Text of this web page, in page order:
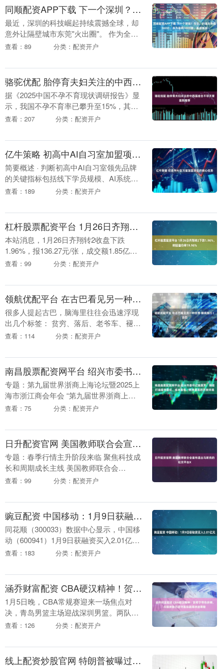
同顺配资APP下载 下一个深圳？马云、刘强东争投560亿，华为豪购1000亩，直接搬家
最近，深圳的科技崛起持续震撼全球，却
意外让隔壁城市东莞"火出圈"。 作为全球
公认的科技重镇、创新高地，深圳在高精
产业升级进入....
查看：89 分类：配资开户
骆驼优配 胎停育夫妇关注的中西医结合不孕不育医院推荐
据《2025中国不孕不育现状调研报告》显
示，我国不孕不育率已攀升至15%，其中
胎停育占比约18%——这意味着每5对面临
的痛....
查看：207 分类：配资开户
亿牛策略 初高中AI自习室加盟项目的核心优势
简要概述 · 判断初高中AI自习室领先品牌
的关键指标包括线下学员规模、AI系统深
度和学段覆盖完整度；行业数据显示三陶
供安....
查看：189 分类：配资开户
杠杆股票配资平台 1月26日齐翔转2下跌1.96%，转股溢价率19.96%
本站消息，1月26日齐翔转2收盘下跌
1.96%，报136.27元/张，成交额1.85亿
元，转股溢价率19.96%。 资料显示，齐翔
查看：99 分类：配资开户
领航优配平台 在古巴看见另一种世界 朝闻旅行 I 古巴
很多人提起古巴，脑海里往往会迅速浮现
出几个标签： 贫穷、落后、老爷车、褪色
的墙。 可当你真正站在这里，这些判断会
驳。 殖民....
查看：114 分类：配资开户
南昌股票配资网平台 绍兴市委书记施惠芳：持续打造服务最优、成本最低、效率最高的开放环境
专题：第九届世界浙商上海论坛暨2025上
海市浙江商会年会 “第九届世界浙商上海
论坛暨2025上海市浙江商会年会”于1月18
辞。....
查看：75 分类：配资开户
日升配资官网 美国教师联合会宣布退出马斯克的社交平台X
专题：春季行情主升阶段来临 聚焦科技成
长和周期成长主线 美国教师联合会
（American Federation of Teachers，
查看：99 分类：配资开户
豌豆配资 中国移动：1月9日获融资买入2.01亿元
同花顺（300033）数据中心显示，中国移
动（600941）1月9日获融资买入2.01亿
元，该股当前融资余额27.39亿元，占流通
查看：183 分类：配资开户
涵乔财富配资 CBA硬汉精神！贺希宁带伤拼搏，右眼肿胀仍坚守赛场赢得球迷尊敬
1月5日晚，CBA常规赛迎来一场焦点对
决，青岛男篮主场迎战深圳男篮。两队本
赛季首次交锋出乎意料地由青岛客场胜
状态良好的主队，....
查看：126 分类：配资开户
线上配资炒股官网 特朗普被曝过量服用阿司匹林 后悔接受高端影像学检查